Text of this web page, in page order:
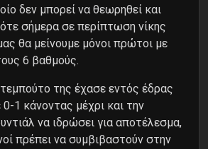
δεν μπορεί να θεωρηθεί και
σήμερα σε περίπτωση νίκης
θα μείνουμε μόνοι πρώτοι με
6 βαθμούς.
της έχασε εντός έδρας
1 κάνοντας μέχρι και την
να ιδρώσει για αποτέλεσμα,
πρέπει να συμβιβαστούν στην